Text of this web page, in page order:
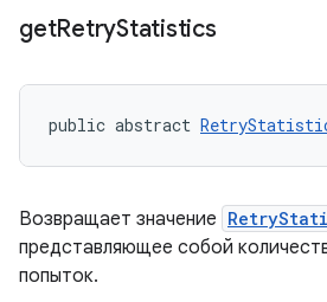
getRetryStatistics
public abstract
Возвращает значение
представляющее собой
попыток.